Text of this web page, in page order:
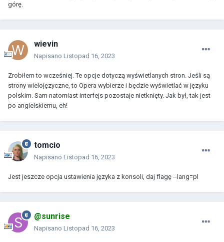
górę.
wievin
Napisano Listopad 16, 2023
Zrobiłem to wcześniej. Te opcje dotyczą wyświetlanych stron. Jeśli są
strony wielojęzyczne, to Opera wybierze i będzie wyświetlać w języku
polskim. Sam natomiast interfejs pozostaje nietknięty. Jak był, tak jest
po angielskiemu, eh!
tomcio
Napisano Listopad 16, 2023
Jest jeszcze opcja ustawienia języka z konsoli, daj flagę --lang=pl
@sunrise
Napisano Listopad 16, 2023